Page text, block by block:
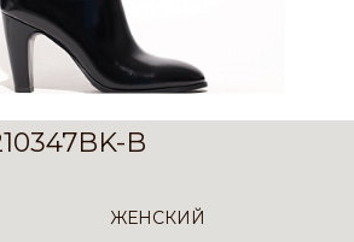
B
ЖЕНСКИЙ